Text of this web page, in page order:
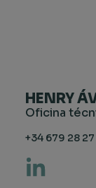
HENRY
Oficina
+34 679 28